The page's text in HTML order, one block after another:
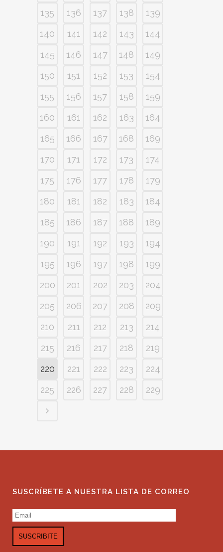
135
136 137 138
139
140
141 142 143
144
145
146 147 148
149
150
151 152 153
154
155
156 157 158
159
160
161 162 163
164
165
166 167 168
169
170
171 172 173
174
175
176 177 178
179
180
181 182 183
184
185
186 187 188
189
190
191 192 193
194
195
196 197 198
199
200
201 202 203
204
205
206 207 208
209
210
211 212 213
214
215
216 217 218
219
220
221 222 223
224
225
226 227 228 229
SUSCRÍBETE A NUESTRA LISTA DE CORREO